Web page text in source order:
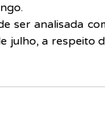
ser analisada
julho, a